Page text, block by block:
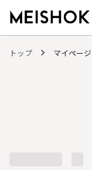
トップ マイページ